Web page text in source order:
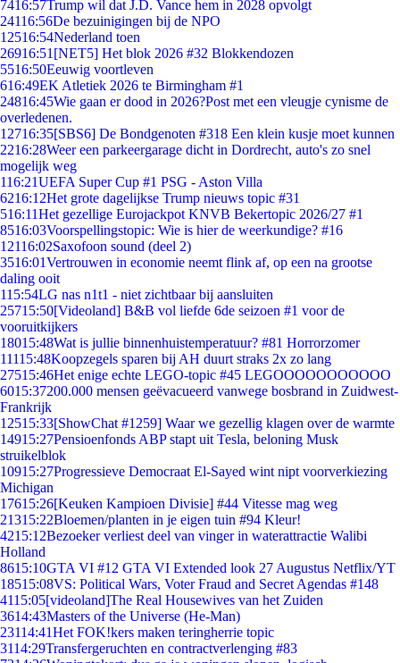
7416:57Trump wil dat J.D. Vance hem in 2028 opvolgt
24116:56De bezuinigingen bij de NPO
12516:54Nederland toen
26916:51 [NET5] Het blok 2026 #32 Blokkendozen
5516:50Eeuwig voortleven
616:49EK Atletiek 2026 te Birmingham #1
24816:45Wie gaan er dood in 2026?Post met een vleugje cynisme de
overledenen.
12716:35[SBS6] De Bondgenoten #318 Een klein kusje moet kunnen
2216:28Weer een parkeergarage dicht in Dordrecht, auto's zo snel
mogelijk weg
116:21UEFA Super Cup #1 PSG - Aston Villa
6216:12Het grote dagelijkse Trump nieuws topic #31
516:11Het gezellige Eurojackpot KNVB Bekertopic 2026/27 #1
8516:03Voorspellingstopic: Wie is hier de weerkundige? #16
12116:02Saxofoon sound (deel 2)
3516:01Vertrouwen in economie neemt flink af, op een na grootse
daling ooit
115:54LG nas n1t1 - niet zichtbaar bij aansluiten
25715:50[Videoland] B&B vol liefde 6de seizoen #1 voor de
vooruitkijkers
18015:48Wat is jullie binnenhuistemperatuur? #81 Horrorzomer
11115:48Koopzegels sparen bij AH duurt straks 2x zo lang
27515:46Het enige echte LEGO-topic #45 LEGOOOOOOOOOOO
6015:37200.000 mensen geëvacueerd vanwege bosbrand in Zuidwest-
Frankrijk
12515:33[ShowChat #1259] Waar we gezellig klagen over de warmte
14915:27Pensioenfonds ABP stapt uit Tesla, beloning Musk
struikelblok
10915:27Progressieve Democraat El-Sayed wint nipt voorverkiezing
Michigan
17615:26[Keuken Kampioen Divisie] #44 Vitesse mag weg
21315:22Bloemen/planten in je eigen tuin #94 Kleur!
4215:12Bezoeker verliest deel van vinger in waterattractie Walibi
Holland
8615:10GTA VI #12 GTA VI Extended look 27 Augustus Netflix/YT
18515:08VS: Political Wars, Voter Fraud and Secret Agendas #148
4115:05[videoland]The Real Housewives van het Zuiden
3614:43Masters of the Universe (He-Man)
23114:41Het FOK!kers maken teringherrie topic
3114:29Transfergeruchten en contractverlenging #83